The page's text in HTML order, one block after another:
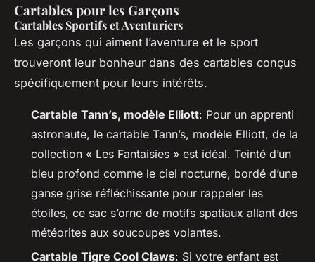
Cartables pour les Garçons
Cartables Sportifs et Aventuriers
Les garçons qui aiment l’aventure et le sport
trouveront leur bonheur dans des cartables conçus
spécifiquement pour leurs intérêts.
Cartable Tann’s, modèle Elliott: Pour un apprenti
astronaute, le cartable Tann’s, modèle Elliott, de la
collection « Les Fantaisies » est idéal. Teinté d’un
bleu profond comme le ciel nocturne, bordé d’une
ganse grise réfléchissante pour rappeler les
étoiles, ce sac s’orne de motifs spatiaux allant des
météorites aux soucoupes volantes.
Cartable Tigre Cool Claws: Si votre enfant est